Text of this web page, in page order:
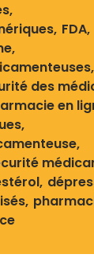
FDA
des
en